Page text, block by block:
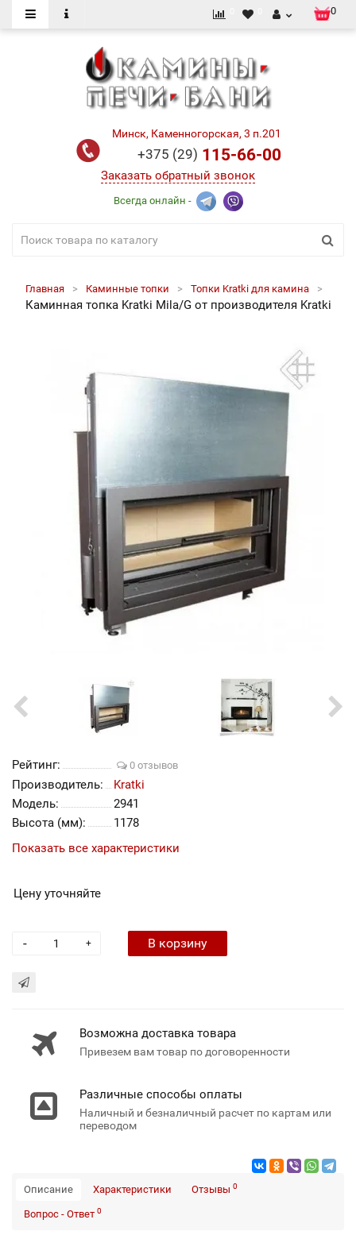
0
Минск, Каменногорская, 3 п.201
+375 (29) 115-66-00
Заказать обратный звонок
Всегда онлайн -
Главная Каминные топки Топки Kratki для камина
Каминная топка Kratki Mila/G от производителя Kratki
Рейтинг: 0 отзывов
Производитель:
Kratki
Модель:
2941
Высота (мм):
1178
Показать все характеристики
Цену уточняйте
+
- В корзину
Возможна доставка товара
Привезем вам товар по договоренности
Различные способы оплаты
Наличный и безналичный расчет по картам или
переводом
Описание Характеристики Отзывы 0
Вопрос - Ответ 0